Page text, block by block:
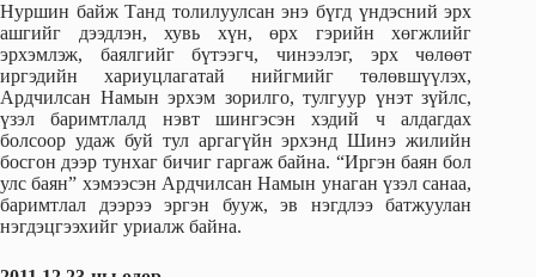
Нуршин байж Танд толилуулсан энэ бүгд үндэсний эрх
ашгийг дээдлэн, хувь хүн, өрх гэрийн хөгжлийг
эрхэмлэж, баялгийг бүтээгч, чинээлэг, эрх чөлөөт
иргэдийн хариуцлагатай нийгмийг төлөвшүүлэх,
Ардчилсан Намын эрхэм зорилго, тулгуур үнэт зүйлс,
үзэл баримтлалд нэвт шингэсэн хэдий ч алдагдах
болсоор удаж буй тул аргагүйн эрхэнд Шинэ жилийн
босгон дээр тунхаг бичиг гаргаж байна. “Иргэн баян бол
улс баян” хэмээсэн Ардчилсан Намын унаган үзэл санаа,
баримтлал дээрээ эргэн бууж, эв нэгдлээ батжуулан
нэгдэцгээхийг уриалж байна.